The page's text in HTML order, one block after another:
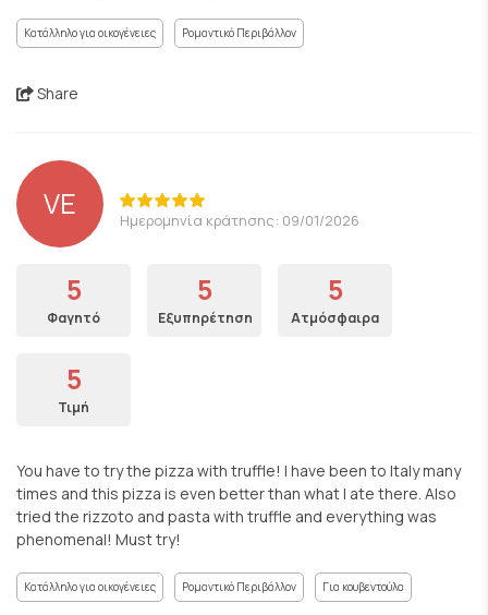
Κατάλληλο για οικογένειες Ρομαντικό Περιβάλλον
Share
VE Ημερομηνία κράτησης: 09/01/2026
5
Φαγητό
5
Εξυπηρέτηση
5
Ατμόσφαιρα
5
Τιμή
You have to try the pizza with truffle! I have been to Italy many
times and this pizza is even better than what I ate there. Also
tried the rizzoto and pasta with truffle and everything was
phenomenal! Must try!
Κατάλληλο για οικογένειες Ρομαντικό Περιβάλλον Για κουβεντούλα